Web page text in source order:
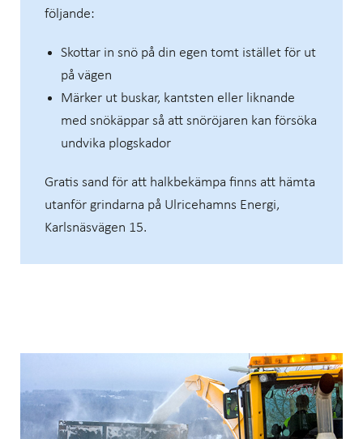
följande:
Skottar in snö på din egen tomt istället för ut
på vägen
Märker ut buskar, kantsten eller liknande
med snökäppar så att snöröjaren kan försöka
undvika plogskador
Gratis sand för att halkbekämpa finns att hämta
utanför grindarna på Ulricehamns Energi,
Karlsnäsvägen 15.